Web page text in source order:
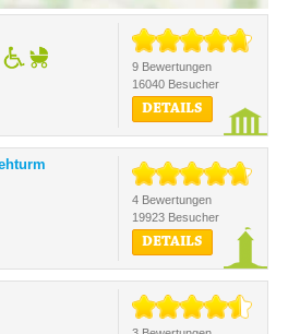
9 Bewertungen
16040 Besucher
DETAILS
4 Bewertungen
19923 Besucher
DETAILS